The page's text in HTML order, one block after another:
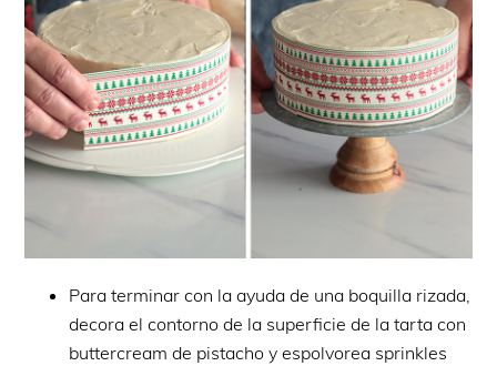
Para terminar con la ayuda de una boquilla rizada,
decora el contorno de la superficie de la tarta con
buttercream de pistacho y espolvorea sprinkles